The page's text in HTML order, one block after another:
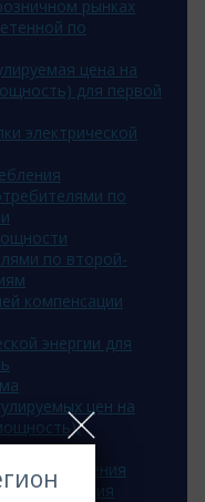
рынках
по
цена на
для первой
электрической
по
по второй-
компенсации
энергии для
цен на
для введения
ограничения